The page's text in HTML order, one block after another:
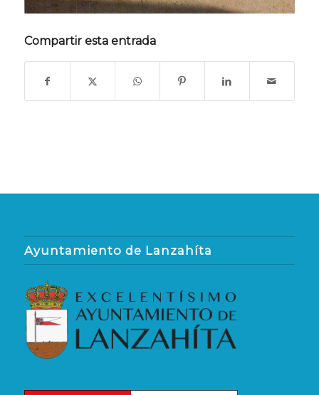
Compartir esta entrada
Ayuntamiento de Lanzahíta